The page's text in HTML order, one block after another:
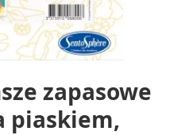
zapasowe
piaskiem,